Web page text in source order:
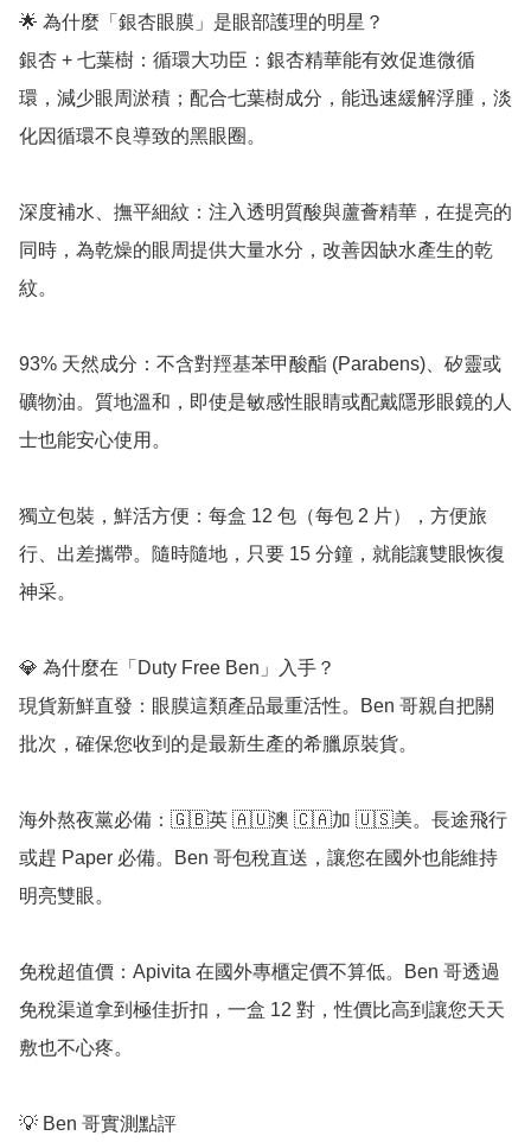
🌟 為什麼「銀杏眼膜」是眼部護理的明星？
銀杏 + 七葉樹：循環大功臣：銀杏精華能有效促進微循
環，減少眼周淤積；配合七葉樹成分，能迅速緩解浮腫，淡
化因循環不良導致的黑眼圈。
深度補水、撫平細紋：注入透明質酸與蘆薈精華，在提亮的
同時，為乾燥的眼周提供大量水分，改善因缺水產生的乾
紋。
93% 天然成分：不含對羥基苯甲酸酯 (Parabens)、矽靈或
礦物油。質地溫和，即使是敏感性眼睛或配戴隱形眼鏡的人
士也能安心使用。
獨立包裝，鮮活方便：每盒 12 包（每包 2 片），方便旅
行、出差攜帶。隨時隨地，只要 15 分鐘，就能讓雙眼恢復
神采。
💎 為什麼在「Duty Free Ben」入手？
現貨新鮮直發：眼膜這類產品最重活性。Ben 哥親自把關
批次，確保您收到的是最新生產的希臘原裝貨。
海外熬夜黨必備：🇬🇧英 🇦🇺澳 🇨🇦加 🇺🇸美。長途飛行
或趕 Paper 必備。Ben 哥包稅直送，讓您在國外也能維持
明亮雙眼。
免稅超值價：Apivita 在國外專櫃定價不算低。Ben 哥透過
免稅渠道拿到極佳折扣，一盒 12 對，性價比高到讓您天天
敷也不心疼。
💡 Ben 哥實測點評